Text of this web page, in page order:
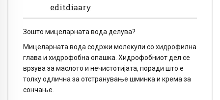
editdiaary
Зошто мицеларната вода делува?
Мицеларната вода содржи молекули со хидрофилна
глава и хидрофобна опашка. Хидрофобниот дел се
врзува за маслото и нечистотијата, поради што е
толку одлична за отстранување шминка и крема за
сончање.